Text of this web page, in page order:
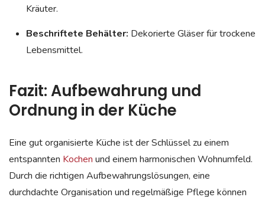
Kräuter.
Beschriftete Behälter: Dekorierte Gläser für trockene
Lebensmittel.
Fazit: Aufbewahrung und
Ordnung in der Küche
Eine gut organisierte Küche ist der Schlüssel zu einem
entspannten Kochen und einem harmonischen Wohnumfeld.
Durch die richtigen Aufbewahrungslösungen, eine
durchdachte Organisation und regelmäßige Pflege können